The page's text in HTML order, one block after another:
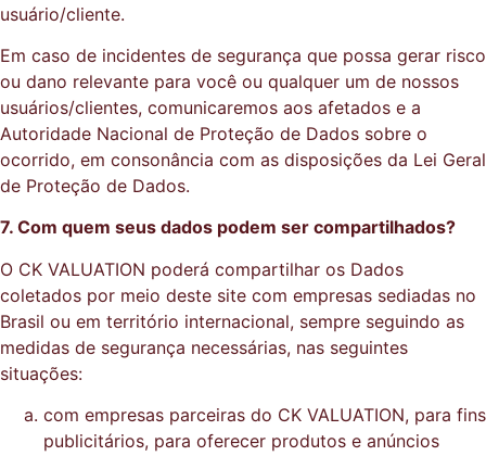
usuário/cliente.
Em caso de incidentes de segurança que possa gerar risco
ou dano relevante para você ou qualquer um de nossos
usuários/clientes, comunicaremos aos afetados e a
Autoridade Nacional de Proteção de Dados sobre o
ocorrido, em consonância com as disposições da Lei Geral
de Proteção de Dados.
7. Com quem seus dados podem ser compartilhados?
O CK VALUATION poderá compartilhar os Dados
coletados por meio deste site com empresas sediadas no
Brasil ou em território internacional, sempre seguindo as
medidas de segurança necessárias, nas seguintes
situações:
com empresas parceiras do CK VALUATION, para fins
publicitários, para oferecer produtos e anúncios